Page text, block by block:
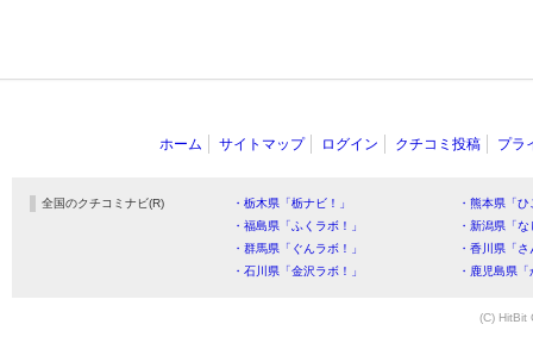
ホーム サイトマップ ログイン クチコミ投稿 プラ
全国のクチコミナビ(R) ・栃木県「栃ナビ！」
・熊本県「
・福島県「ふくラボ！」
・新潟県「
・群馬県「ぐんラボ！」
・香川県「
・石川県「金沢ラボ！」
・鹿児島県
(C) HitBit